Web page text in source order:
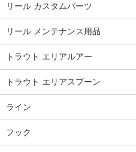
リール カスタムパーツ
リール メンテナンス用品
トラウト エリアルアー
トラウト エリアスプーン
ライン
フック